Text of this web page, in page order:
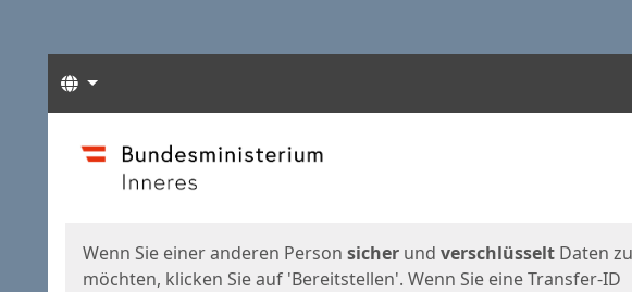
Sprachen
Start
Wenn Sie einer anderen Person sicher und verschlüsselt Daten
möchten, klicken Sie auf 'Bereitstellen'. Wenn Sie eine Transfer-ID